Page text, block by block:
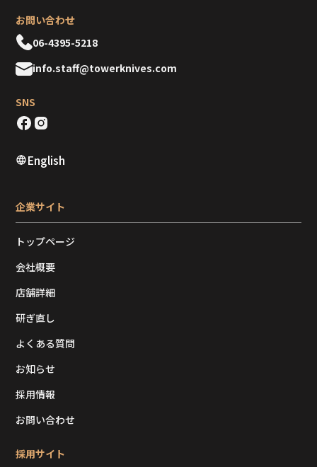
お問い合わせ
06-4395-5218
info.staff@towerknives.com
SNS
English
企業サイト
トップページ
会社概要
店舗詳細
研ぎ直し
よくある質問
お知らせ
採用情報
お問い合わせ
採用サイト